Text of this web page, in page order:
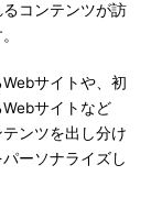
コンテンツが訪
サイトや、初
サイトなど
ンツを出し分け
ーソナライズし